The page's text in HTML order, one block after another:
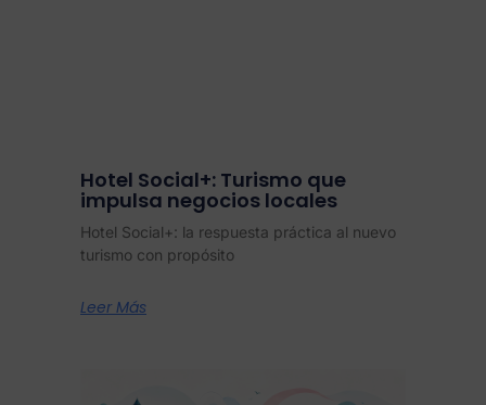
Hotel Social+: Turismo que
impulsa negocios locales
Hotel Social+: la respuesta práctica al nuevo
turismo con propósito
Leer Más